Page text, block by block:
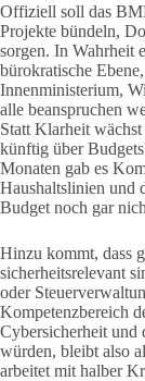
Offiziell soll das
Projekte bündeln,
sorgen. In Wahrheit
bürokratische
Innenministerium,
alle beanspruchen
Statt Klarheit
künftig über
Monaten gab es
Haushaltslinien und
Budget noch gar
Hinzu kommt, dass
sicherheitsrelevant
oder
Kompetenzbereich
Cybersicherheit und
würden, bleibt also
arbeitet mit halber